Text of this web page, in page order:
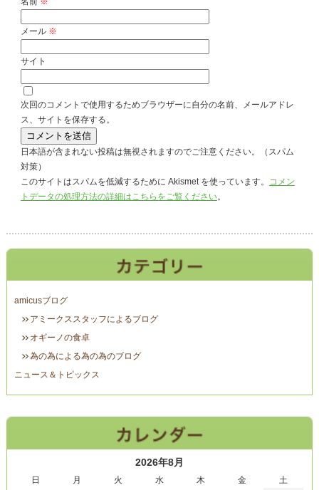
メール ※
サイト
次回のコメントで使用するためブラウザーに自分の名前、メールアドレ
ス、サイトを保存する。
日本語が含まれない投稿は無視されますのでご注意ください。（スパム
対策）
このサイトはスパムを低減するために Akismet を使っています。 コメン
トデータの処理方法の詳細はこちらをご覧ください。
amicusブログ
アミークススタッフによるブログ
オギーノの食卓
為の為による為の為のブログ
ニュース＆トピックス
2026年8月
日 月 火 水 木 金
土